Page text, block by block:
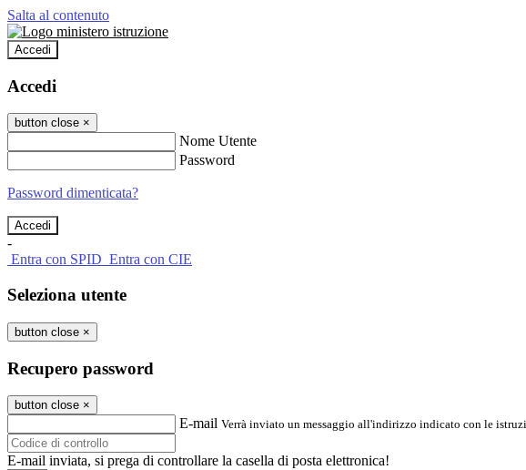
Salta al contenuto
Accedi
Accedi
button close ×
Nome Utente
Password
Password dimenticata?
-
Entra con SPID Entra con CIE
Seleziona utente
button close ×
Recupero password
button close ×
E-mail Verrà inviato un messaggio all'indirizzo indicato con le
E-mail inviata, si prega di controllare la casella di posta elettronica!